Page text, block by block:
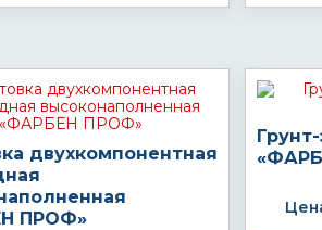
двухкомпонентная
ПРОФ»